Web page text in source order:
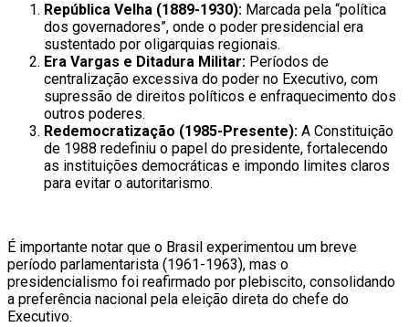
República Velha (1889-1930): Marcada pela “política
dos governadores”, onde o poder presidencial era
sustentado por oligarquias regionais.
Era Vargas e Ditadura Militar: Períodos de
centralização excessiva do poder no Executivo, com
supressão de direitos políticos e enfraquecimento dos
outros poderes.
Redemocratização (1985-Presente): A Constituição
de 1988 redefiniu o papel do presidente, fortalecendo
as instituições democráticas e impondo limites claros
para evitar o autoritarismo.
É importante notar que o Brasil experimentou um breve
período parlamentarista (1961-1963), mas o
presidencialismo foi reafirmado por plebiscito, consolidando
a preferência nacional pela eleição direta do chefe do
Executivo.